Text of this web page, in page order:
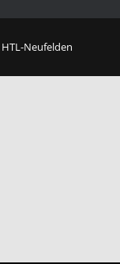
HTL-Neufelden